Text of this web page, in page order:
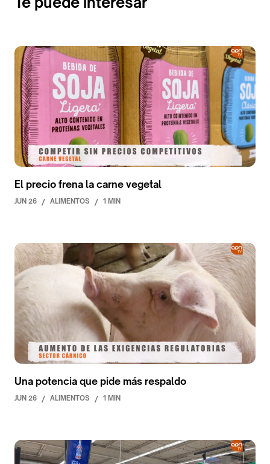
El precio frena la carne vegetal
JUN 26 / ALIMENTOS / 1 MIN
Una potencia que pide más respaldo
JUN 26 / ALIMENTOS / 1 MIN